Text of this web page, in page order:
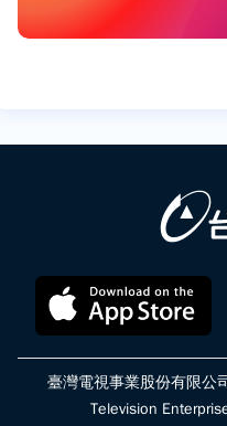
臺灣電視事業股份有限公
Television